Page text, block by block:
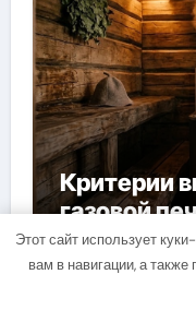
Критерии
газовой
Этот сайт использует
вам в навигации, а